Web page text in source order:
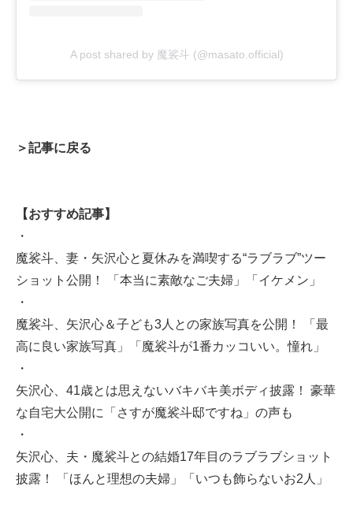
A post shared by 魔裟斗 (@masato.official)
＞記事に戻る
【おすすめ記事】
・
魔裟斗、妻・矢沢心と夏休みを満喫する“ラブラブ”ツー
ショット公開！ 「本当に素敵なご夫婦」「イケメン」
・
魔裟斗、矢沢心＆子ども3人との家族写真を公開！ 「最
高に良い家族写真」「魔裟斗が1番カッコいい。憧れ」
・
矢沢心、41歳とは思えないバキバキ美ボディ披露！ 豪華
な自宅大公開に「さすが魔裟斗邸ですね」の声も
・
矢沢心、夫・魔裟斗との結婚17年目のラブラブショット
披露！ 「ほんと理想の夫婦」「いつも飾らないお2人」